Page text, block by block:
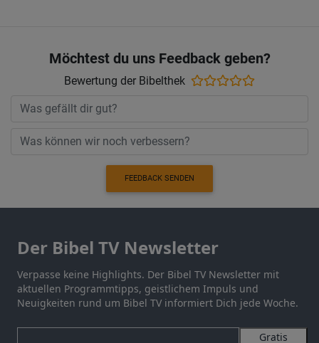
Möchtest du uns Feedback geben?
Bewertung der Bibelthek
FEEDBACK SENDEN
Der Bibel TV Newsletter
Verpasse keine Highlights. Der Bibel TV Newsletter mit
aktuellen Programmtipps, geistlichem Impuls und
Neuigkeiten rund um Bibel TV informiert Dich jede Woche.
Gratis